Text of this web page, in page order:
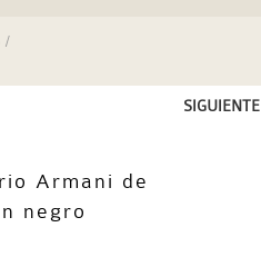
SIGUIENTE
Armani de
negro